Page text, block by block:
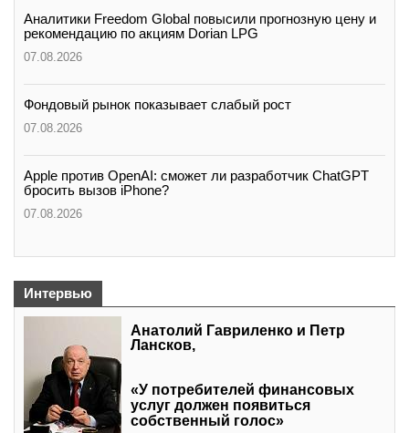
Аналитики Freedom Global повысили прогнозную цену и
рекомендацию по акциям Dorian LPG
07.08.2026
Фондовый рынок показывает слабый рост
07.08.2026
Apple против OpenAI: сможет ли разработчик ChatGPT
бросить вызов iPhone?
07.08.2026
Интервью
Анатолий Гавриленко и Петр
Лансков,
«У потребителей финансовых
услуг должен появиться
собственный голос»